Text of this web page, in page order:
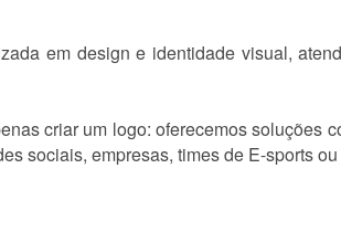
em design e identidade visual,
criar um logo: oferecemos soluções
sociais, empresas, times de E-sports